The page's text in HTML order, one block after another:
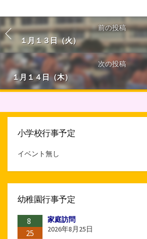
前の投稿
１月１３日（火）
次の投稿
１月１４日（木）
小学校行事予定
イベント無し
幼稚園行事予定
8
25
家庭訪問
2026年8月25日